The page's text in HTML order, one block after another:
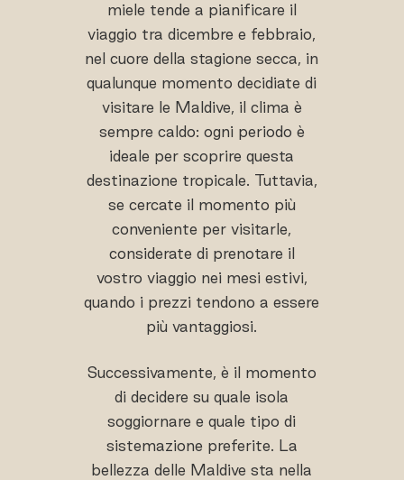
miele tende a pianificare il
viaggio tra dicembre e febbraio,
nel cuore della stagione secca, in
qualunque momento decidiate di
visitare le Maldive, il clima è
sempre caldo: ogni periodo è
ideale per scoprire questa
destinazione tropicale. Tuttavia,
se cercate il momento più
conveniente per visitarle,
considerate di prenotare il
vostro viaggio nei mesi estivi,
quando i prezzi tendono a essere
più vantaggiosi.
Successivamente, è il momento
di decidere su quale isola
soggiornare e quale tipo di
sistemazione preferite. La
bellezza delle Maldive sta nella